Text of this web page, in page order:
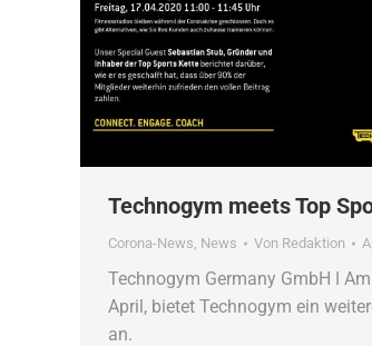
Technogym meets Top
Corona-News News Von Redaktion
Technogym Germany GmbH ǀ
April, bietet Technogym ein
an.